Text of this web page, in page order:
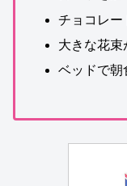
チョコレー
大きな花束
ベッドで朝